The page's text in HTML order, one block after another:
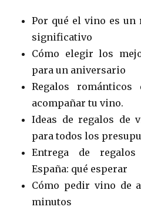
Por qué el vino es un
significativo
Cómo elegir los
para un aniversario
Regalos
acompañar tu vino.
Ideas de regalos de
para todos los
Entrega de
España: qué esperar
Cómo pedir vino de
minutos